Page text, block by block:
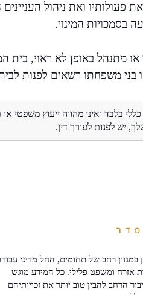
פעולותיו ואת ניהול
בסמכויות המינוי.
מתנהל באופן לא ראוי,
בני משפחתו רשאים לפנות
בלבד ואינו מהווה ייעוץ משפטי
יש לפנות לעורך דין.
רחב של תחומים, החל מדיני
אזרח ומשפט פלילי. כל המידע מוגש
הרחב להבין טוב יותר את זכויותיהם